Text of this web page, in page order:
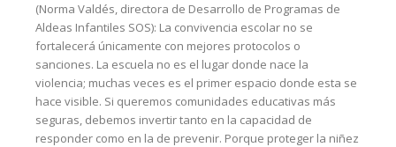
(Norma Valdés, directora de Desarrollo de Programas de
Aldeas Infantiles SOS): La convivencia escolar no se
fortalecerá únicamente con mejores protocolos o
sanciones. La escuela no es el lugar donde nace la
violencia; muchas veces es el primer espacio donde esta se
hace visible. Si queremos comunidades educativas más
seguras, debemos invertir tanto en la capacidad de
responder como en la de prevenir. Porque proteger la niñez